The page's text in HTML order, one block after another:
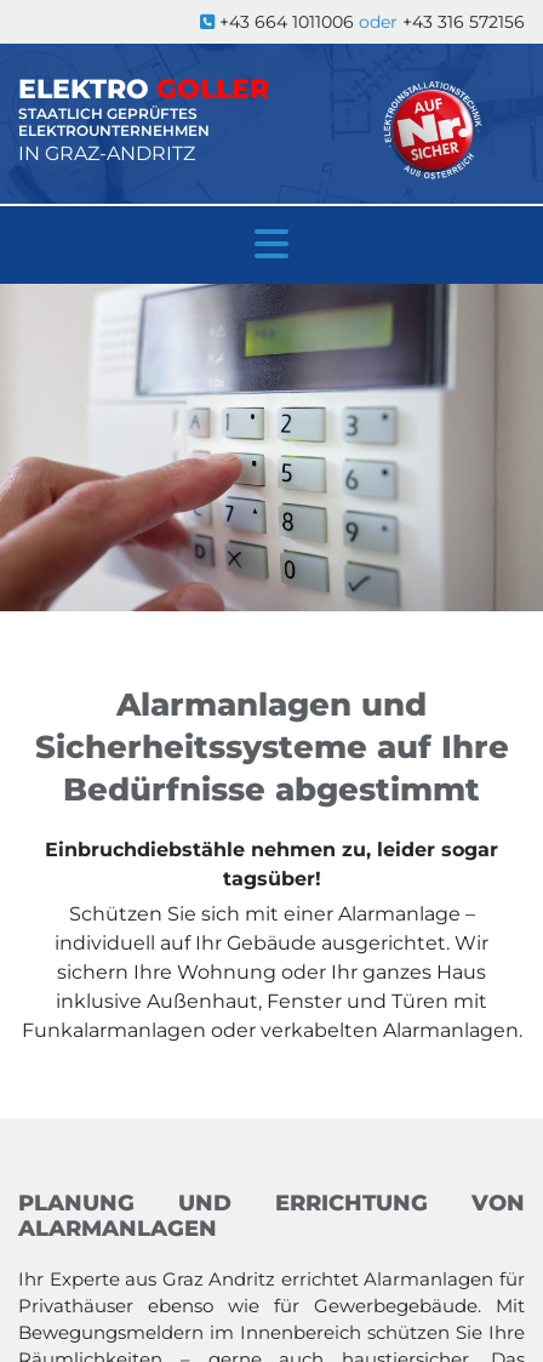
 +43 664 1011006 oder +43 316 572156
ELEKTRO GOLLER
STAATLICH GEPRÜFTES
ELEKTROUNTERNEHMEN
IN GRAZ-ANDRITZ
Alarmanlagen und
Sicherheitssysteme auf Ihre
Bedürfnisse abgestimmt
Einbruchdiebstähle nehmen zu, leider sogar
tagsüber!
Schützen Sie sich mit einer Alarmanlage –
individuell auf Ihr Gebäude ausgerichtet. Wir
sichern Ihre Wohnung oder Ihr ganzes Haus
inklusive Außenhaut, Fenster und Türen mit
Funkalarmanlagen oder verkabelten Alarmanlagen.
PLANUNG UND ERRICHTUNG VON
ALARMANLAGEN
Ihr Experte aus Graz Andritz errichtet Alarmanlagen für
Privathäuser ebenso wie für Gewerbegebäude. Mit
Bewegungsmeldern im Innenbereich schützen Sie Ihre